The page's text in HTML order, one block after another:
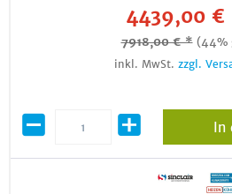
4439,00 €
7918,00 € * (44%
inkl. MwSt. zzgl.
In